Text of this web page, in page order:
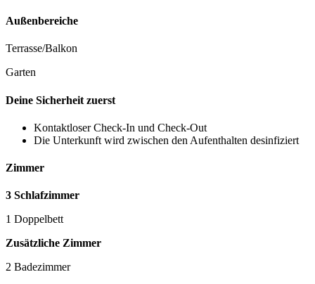
Außenbereiche
Terrasse/Balkon
Garten
Deine Sicherheit zuerst
Kontaktloser Check-In und Check-Out
Die Unterkunft wird zwischen den Aufenthalten desinfiziert
Zimmer
3 Schlafzimmer
1 Doppelbett
Zusätzliche Zimmer
2 Badezimmer